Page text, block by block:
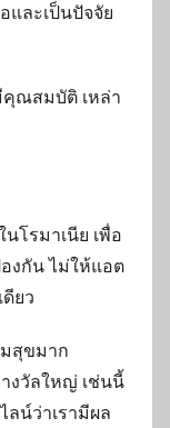
และเป็นปัจจัย
คุณสมบัติ เหล่า
โรมาเนีย เพื่อ
งกัน ไม่ให้แอต
ยว
มสุขมาก
งวัลใหญ่ เช่นนี้
ลน์ว่าเรามีผล